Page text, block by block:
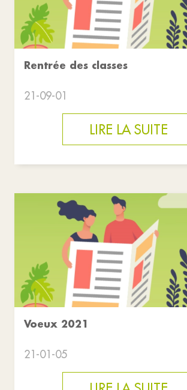
Rentrée des classes
21-09-01
LIRE LA SUITE
Voeux 2021
21-01-05